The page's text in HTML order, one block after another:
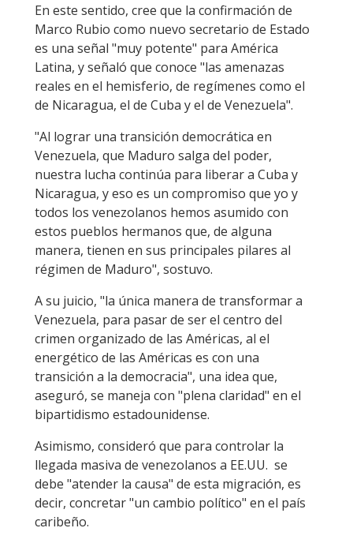
En este sentido, cree que la confirmación de
Marco Rubio como nuevo secretario de Estado
es una señal "muy potente" para América
Latina, y señaló que conoce "las amenazas
reales en el hemisferio, de regímenes como el
de Nicaragua, el de Cuba y el de Venezuela".
"Al lograr una transición democrática en
Venezuela, que Maduro salga del poder,
nuestra lucha continúa para liberar a Cuba y
Nicaragua, y eso es un compromiso que yo y
todos los venezolanos hemos asumido con
estos pueblos hermanos que, de alguna
manera, tienen en sus principales pilares al
régimen de Maduro", sostuvo.
A su juicio, "la única manera de transformar a
Venezuela, para pasar de ser el centro del
crimen organizado de las Américas, al el
energético de las Américas es con una
transición a la democracia", una idea que,
aseguró, se maneja con "plena claridad" en el
bipartidismo estadounidense.
Asimismo, consideró que para controlar la
llegada masiva de venezolanos a EE.UU. se
debe "atender la causa" de esta migración, es
decir, concretar "un cambio político" en el país
caribeño.